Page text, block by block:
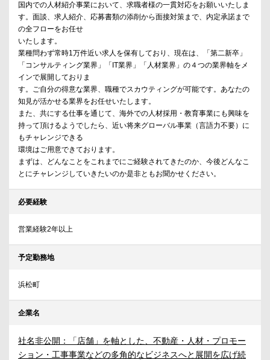
国内での人材紹介事業において、求職者様の一貫対応をお願いいたしま
す。面談、求人紹介、応募書類の添削から面接対策まで、内定承諾まで
の全フローをお任せ
いたします。
業種問わず常時1万件近い求人を保有しており、現在は、「第二新卒」
「コンサルティング業界」「IT業界」「人材業界」の４つの業界軸をメ
インで展開しておりま
す。ご自分の得意な業界、職種でスカウティングが可能です。あなたの
知見が活かせる業界をお任せいたします。
また、共にする仕事を通じて、海外での人材採用・教育事業にも興味を
持って頂けるようでしたら、近い将来グローバル事業（言語力不要）に
もチャレンジできる
環境はご用意できております。
まずは、どんなことをこれまでにご経験されてきたのか、今後どんなこ
とにチャレンジしていきたいのか是非ともお聞かせください。
必要経験
営業経験2年以上
予定勤務地
浜松町
企業名
社名非公開：「店舗」を軸とした、不動産・人材・プロモー
ション・工事事業などの多角的なビジネスへと展開を広げ続